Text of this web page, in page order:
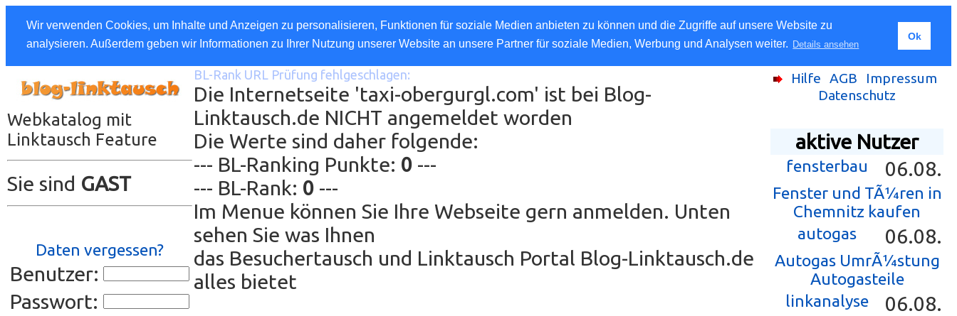
Wir verwenden Cookies, um Inhalte und Anzeigen zu personalisieren, Funktionen für soziale Medien anbieten zu können und die Zugriffe auf unsere Website zu
analysieren. Außerdem geben wir Informationen zu Ihrer Nutzung unserer Website an unsere Partner für soziale Medien, Werbung und Analysen weiter. Details ansehen
Ok
Webkatalog mit
Linktausch Feature
Sie sind GAST
Daten vergessen?
Benutzer:
Passwort:
BL-Rank URL Prüfung fehlgeschlagen:
Die Internetseite 'taxi-obergurgl.com' ist bei Blog-
Linktausch.de NICHT angemeldet worden
Die Werte sind daher folgende:
--- BL-Ranking Punkte: 0 ---
--- BL-Rank: 0 ---
Im Menue können Sie Ihre Webseite gern anmelden. Unten
sehen Sie was Ihnen
das Besuchertausch und Linktausch Portal Blog-Linktausch.de
alles bietet
Hilfe AGB
Impressum
Datenschutz
aktive Nutzer
fensterbau 06.08.
Fenster und TÃ¼ren in
Chemnitz kaufen
autogas
06.08.
Autogas UmrÃ¼stung
Autogasteile
linkanalyse
06.08.